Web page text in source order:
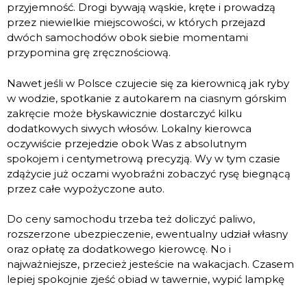
przyjemność. Drogi bywają wąskie, kręte i prowadzą
przez niewielkie miejscowości, w których przejazd
dwóch samochodów obok siebie momentami
przypomina grę zręcznościową.
Nawet jeśli w Polsce czujecie się za kierownicą jak ryby
w wodzie, spotkanie z autokarem na ciasnym górskim
zakręcie może błyskawicznie dostarczyć kilku
dodatkowych siwych włosów. Lokalny kierowca
oczywiście przejedzie obok Was z absolutnym
spokojem i centymetrową precyzją. Wy w tym czasie
zdążycie już oczami wyobraźni zobaczyć rysę biegnącą
przez całe wypożyczone auto.
Do ceny samochodu trzeba też doliczyć paliwo,
rozszerzone ubezpieczenie, ewentualny udział własny
oraz opłatę za dodatkowego kierowcę. No i
najważniejsze, przecież jesteście na wakacjach. Czasem
lepiej spokojnie zjeść obiad w tawernie, wypić lampkę